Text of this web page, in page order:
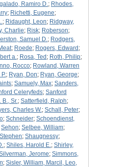
Ramiro D.; Rhodes,
; Richetti, Eugene;
; Ridaught, Leon; Ridgway,
Charlie; Risk; Roberson;
Samuel D.; Rodgers,
; Roede; Rogers, Edward ;
a.; Rosa, Ted ; Roth, Philip;
Rocco; Rowland, Warren
; Ryan, Don; Ryan, George;
; Samuely, Max; Sanders,
Celeryfeds; Sanford
B., Sr.; Satterfield, Ralph;
Charles W.; Schall, Peter;
; Schneider; Schoendienst,
Sehon; Selbee, William;
; Shaugnessy;
; Shiles, Harold E.; Shirley,
Jerome; Simmons,
; Sisler, William, Marcil, Leo,